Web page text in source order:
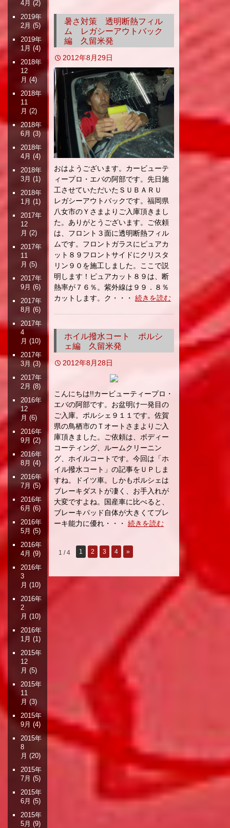
暑さ対策 透明断熱フィル
ム レガシーアウトバック
編 久留米発
2012年8月29日
おはようございます。カービューテ
ィープロ・エバの阿部です。先日施
工させていただいたＳＵＢＡＲＵ
レガシーアウトバックです。福岡県
八女市のＹさまよりご入庫頂きまし
た。ありがとうございます。ご依頼
は、フロント３面に透明断熱フィル
ムです。フロントガラスにピュアカ
ット８９フロントサイドにクリスタ
リン９０を施工しました。ここで説
明します！ピュアカット８９は、断
熱率が７６％。紫外線は９９．８％
カットします。ク・・・続きを読む
ホイル撥水コート ポルシ
ェ編 久留米発
2012年8月28日
こんにちは!!カービューティープロ・
エバの阿部です。お盆明け一発目の
ご入庫。ポルシェ９１１です。佐賀
県の鳥栖市のＴオートさまよりご入
庫頂きました。ご依頼は、ボディー
コーティング、ルームクリーニン
グ、ホイルコートです。今回は「ホ
イル撥水コート」の記事をＵＰしま
すね。ドイツ車。しかもポルシェは
ブレーキダストが凄く、お手入れが
大変ですよね。国産車に比べると、
ブレーキパッド自体が大きくてブレ
ーキ能力に優れ・・・続きを読む
1 / 4 1 2 3 4 »
4月 (2)
2019年
2月 (5)
2019年
1月 (4)
2018年
12
月 (4)
2018年
11
月 (2)
2018年
6月 (3)
2018年
4月 (4)
2018年
3月 (1)
2018年
1月 (1)
2017年
12
月 (2)
2017年
11
月 (5)
2017年
9月 (6)
2017年
8月 (6)
2017年
4
月 (10)
2017年
3月 (3)
2017年
2月 (8)
2016年
12
月 (6)
2016年
9月 (2)
2016年
8月 (4)
2016年
7月 (5)
2016年
6月 (6)
2016年
5月 (5)
2016年
4月 (9)
2016年
3
月 (10)
2016年
2
月 (10)
2016年
1月 (1)
2015年
12
月 (5)
2015年
11
月 (3)
2015年
9月 (4)
2015年
8
月 (20)
2015年
7月 (5)
2015年
6月 (5)
2015年
5月 (9)